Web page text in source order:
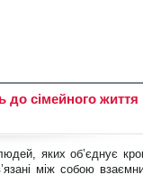
до сімейного життя
яких об’єднує
між собою